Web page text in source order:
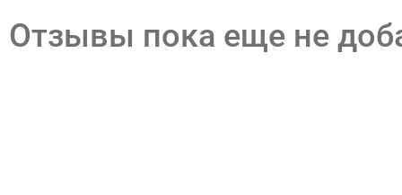
Отзывы пока еще не